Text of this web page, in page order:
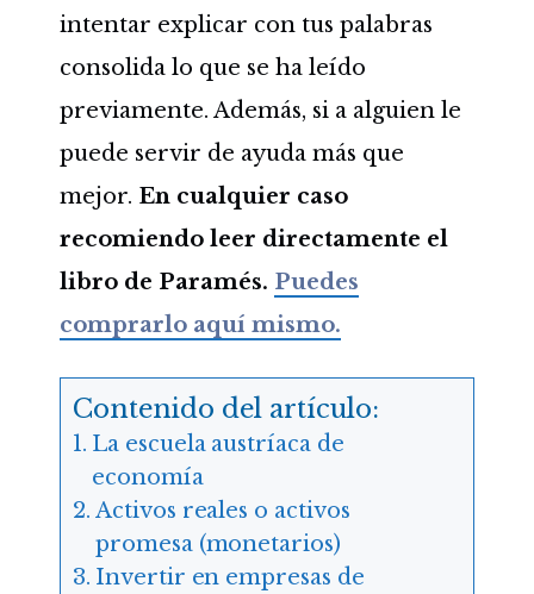
intentar explicar con tus palabras
consolida lo que se ha leído
previamente. Además, si a alguien le
puede servir de ayuda más que
mejor. En cualquier caso
recomiendo leer directamente el
libro de Paramés. Puedes
comprarlo aquí mismo.
Contenido del artículo:
La escuela austríaca de
economía
Activos reales o activos
promesa (monetarios)
Invertir en empresas de